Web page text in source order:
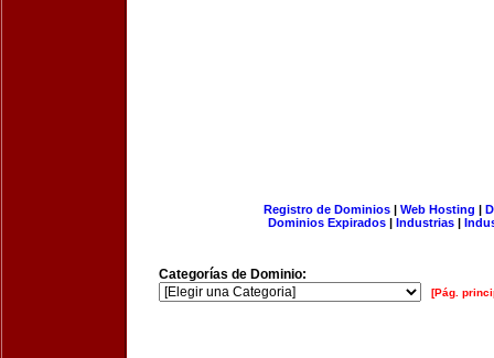
Registro de Dominios| Web Hosting |
Dominios Expirados | Industrias |
Categorías de Dominio:
[Pág.